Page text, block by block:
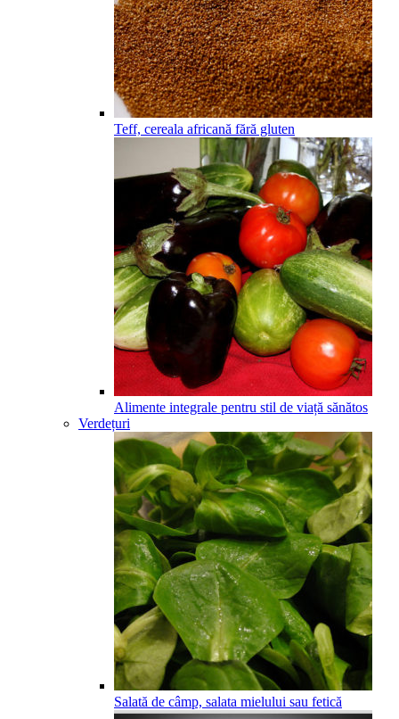
Teff, cereala africană fără gluten
Alimente integrale pentru stil de viață sănătos
Verdețuri
Salată de câmp, salata mielului sau fetică